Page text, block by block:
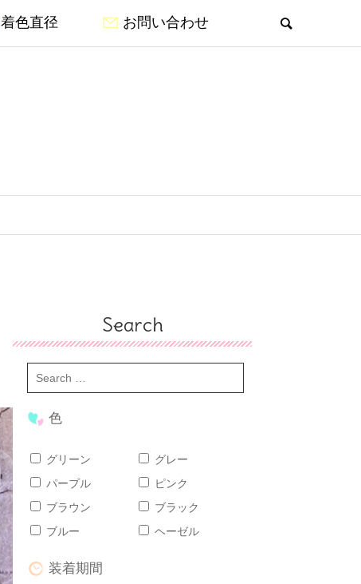
着色直径 お問い合わせ
Search
色
グリーン
グレー
パープル
ピンク
ブラウン
ブラック
ブルー
ヘーゼル
装着期間